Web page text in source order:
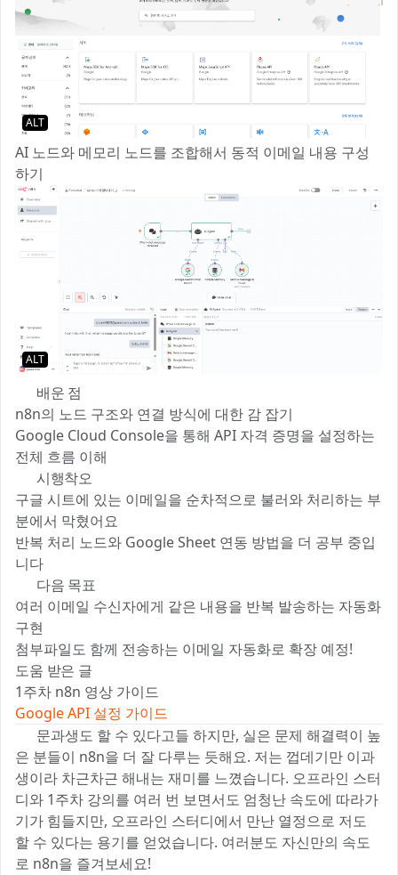
ALT
AI 노드와 메모리 노드를 조합해서 동적 이메일 내용 구성
하기
ALT
🧠 배운 점
n8n의 노드 구조와 연결 방식에 대한 감 잡기
Google Cloud Console을 통해 API 자격 증명을 설정하는
전체 흐름 이해
😅 시행착오
구글 시트에 있는 이메일을 순차적으로 불러와 처리하는 부
분에서 막혔어요
반복 처리 노드와 Google Sheet 연동 방법을 더 공부 중입
니다
🔜 다음 목표
여러 이메일 수신자에게 같은 내용을 반복 발송하는 자동화
구현
첨부파일도 함께 전송하는 이메일 자동화로 확장 예정!
도움 받은 글
1주차 n8n 영상 가이드
Google API 설정 가이드
✨ 문과생도 할 수 있다고들 하지만, 실은 문제 해결력이 높
은 분들이 n8n을 더 잘 다루는 듯해요. 저는 껍데기만 이과
생이라 차근차근 해내는 재미를 느꼈습니다. 오프라인 스터
디와 1주차 강의를 여러 번 보면서도 엄청난 속도에 따라가
기가 힘들지만, 오프라인 스터디에서 만난 열정으로 저도
할 수 있다는 용기를 얻었습니다. 여러분도 자신만의 속도
로 n8n을 즐겨보세요!